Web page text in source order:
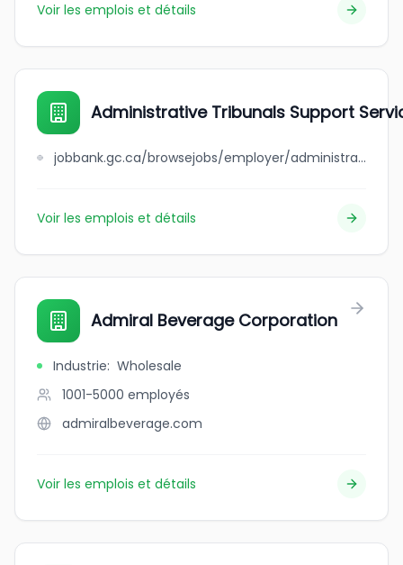
Voir les emplois et détails
Administrative Tribunals Support
jobbank.gc.ca/browsejobs/employer/administrative+tribunals+support+service+of+canada+-+legal+services+branch/ca
Voir les emplois et détails
Admiral Beverage Corporation
Industrie: Wholesale
1001-5000 employés
admiralbeverage.com
Voir les emplois et détails